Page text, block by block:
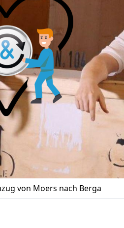
von Moers nach Berga